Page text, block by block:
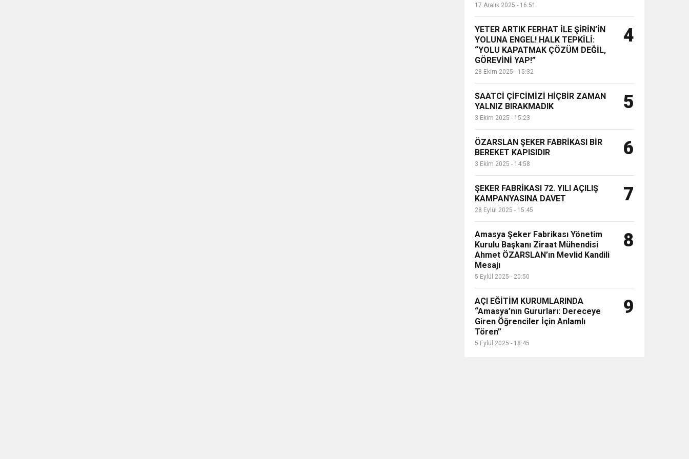
17 Aralık 2025 - 16:51
YETER ARTIK FERHAT İLE ŞİRİN’İN
YOLUNA ENGEL! HALK TEPKİLİ:
“YOLU KAPATMAK ÇÖZÜM DEĞİL,
GÖREVİNİ YAP!”
28 Ekim 2025 - 15:32
4
SAATCİ ÇİFCİMİZİ HİÇBİR ZAMAN
YALNIZ BIRAKMADIK
3 Ekim 2025 - 15:23
5
ÖZARSLAN ŞEKER FABRİKASI BİR
BEREKET KAPISIDIR
3 Ekim 2025 - 14:58
6
ŞEKER FABRİKASI 72. YILI AÇILIŞ
KAMPANYASINA DAVET
28 Eylül 2025 - 15:45
7
Amasya Şeker Fabrikası Yönetim
Kurulu Başkanı Ziraat Mühendisi
Ahmet ÖZARSLAN’ın Mevlid Kandili
Mesajı
5 Eylül 2025 - 20:50
8
AÇI EĞİTİM KURUMLARINDA
“Amasya’nın Gururları: Dereceye
Giren Öğrenciler İçin Anlamlı
Tören”
5 Eylül 2025 - 18:45
9